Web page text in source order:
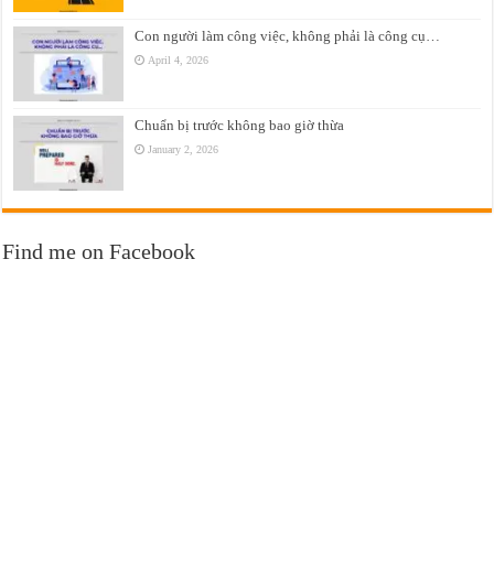
Con người làm công việc, không phải là công cụ…
April 4, 2026
Chuẩn bị trước không bao giờ thừa
January 2, 2026
Find me on Facebook